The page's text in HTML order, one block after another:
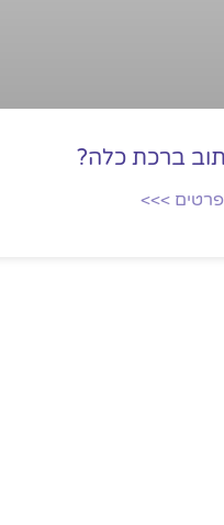
ברכת כלה?
פרטים >>>